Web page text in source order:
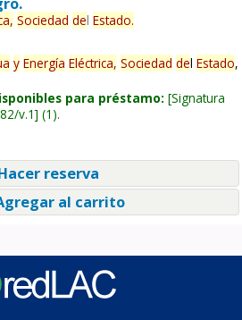
Sociedad del Estado.
y Energía Eléctrica, Sociedad del Estado,
para préstamo: Signatura
v.1 (1).
reserva
al carrito